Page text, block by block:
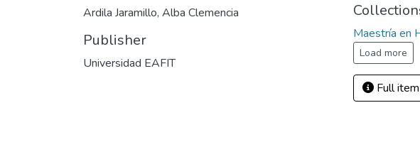
Ardila Jaramillo, Alba Clemencia
Publisher
Universidad EAFIT
Maestría en
Load more
Full